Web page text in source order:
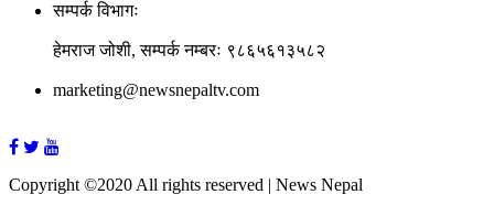
सम्पर्क विभागः
हेमराज जोशी, सम्पर्क नम्बरः ९८६५६१३५८२
marketing@newsnepaltv.com
Copyright ©2020 All rights reserved | News Nepal